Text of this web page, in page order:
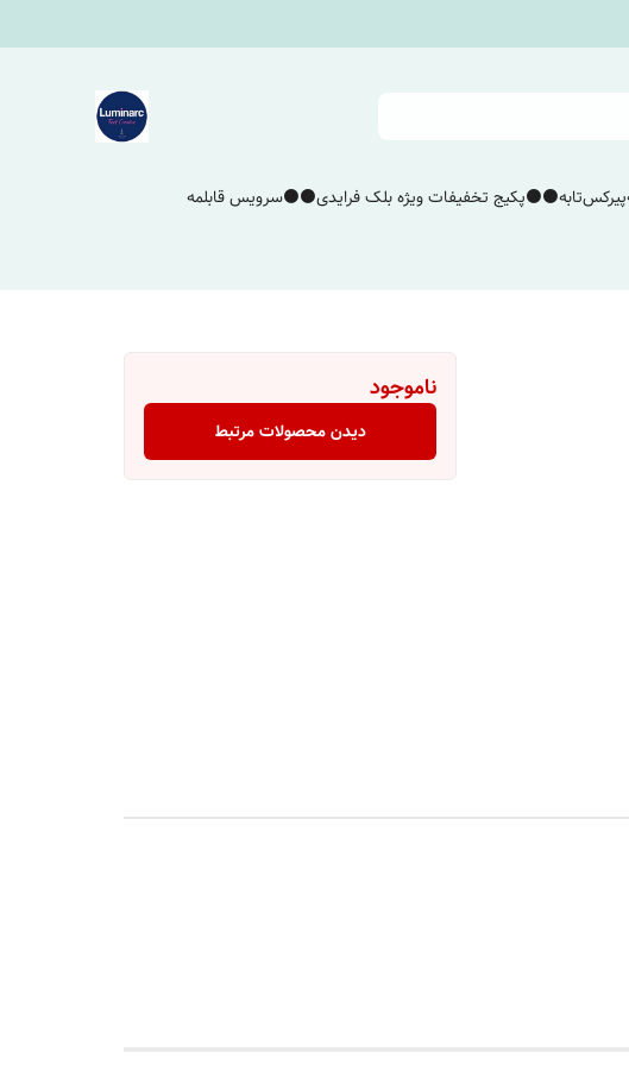
پیرکستابه⚫️⚫️پکیج تخفیفات ویژه بلک فرایدی⚫️⚫️سرویس قابلمه
ناموجود
دیدن محصولات مرتبط